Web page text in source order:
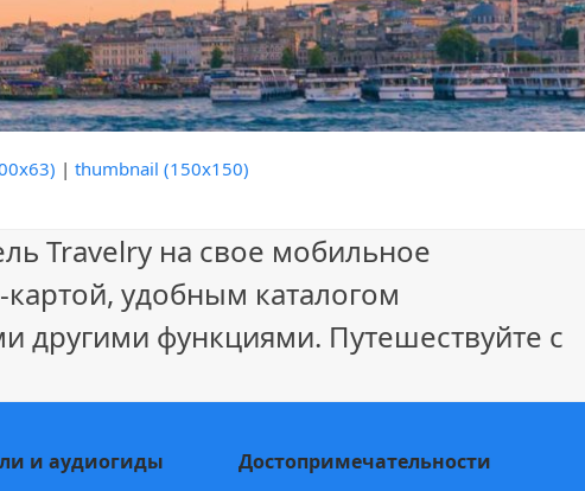
|thumbnail (150x150)
Travelry на свое мобильное
удобным каталогом
другими функциями. Путешествуйте с
и аудиогиды Достопримечательности